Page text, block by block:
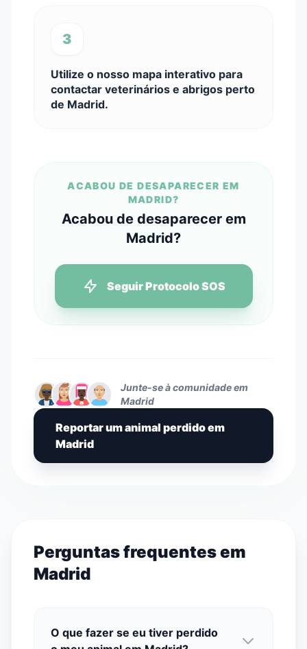
3
Utilize o nosso mapa interativo para
contactar veterinários e abrigos perto
de Madrid.
ACABOU DE DESAPARECER EM
MADRID?
Acabou de desaparecer em
Madrid?
Seguir Protocolo SOS
Junte-se à comunidade em
Madrid
Reportar um animal perdido em
Madrid
Perguntas frequentes em
Madrid
O que fazer se eu tiver perdido